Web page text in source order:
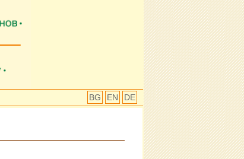
BG EN DE